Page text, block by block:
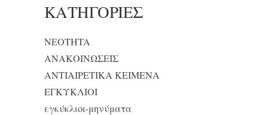
KΑΤΗΓΟΡΊΕΣ
NEOTHTA
ΑΝΑΚΟΙΝΩΣΕΙΣ
ΑΝΤΙΑΙΡΕΤΙΚΑ ΚΕΙΜΕΝΑ
ΕΓΚΥΚΛΙΟΙ
εγκύκλιοι-μηνύματα